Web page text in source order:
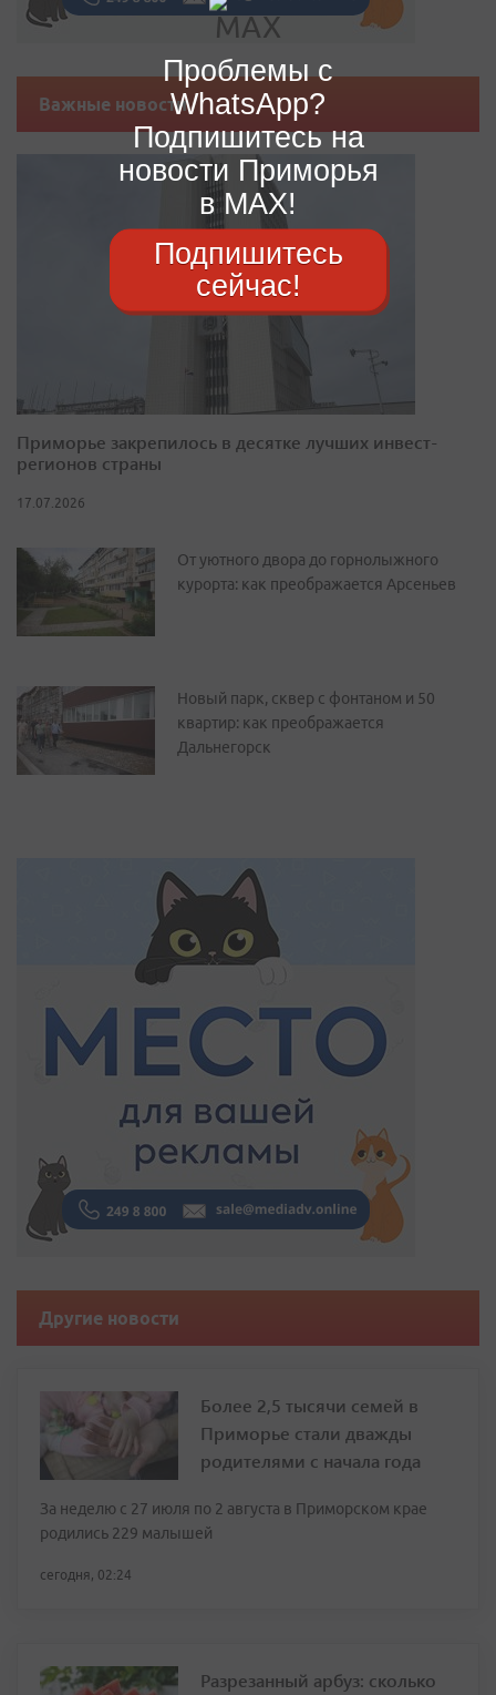
Важные новости
Приморье закрепилось в десятке лучших инвест-
регионов страны
17.07.2026
От уютного двора до горнолыжного
курорта: как преображается Арсеньев
Новый парк, сквер с фонтаном и 50
квартир: как преображается
Дальнегорск
Другие новости
Более 2,5 тысячи семей в
Приморье стали дважды
родителями с начала года
За неделю с 27 июля по 2 августа в Приморском крае
родились 229 малышей
сегодня, 02:24
Разрезанный арбуз: сколько
Проблемы с
WhatsApp?
Подпишитесь на
новости Приморья
в MAX!
Подпишитесь
сейчас!